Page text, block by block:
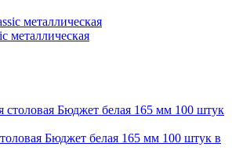
металлическая
Бюджет белая 165 мм 100 штук в